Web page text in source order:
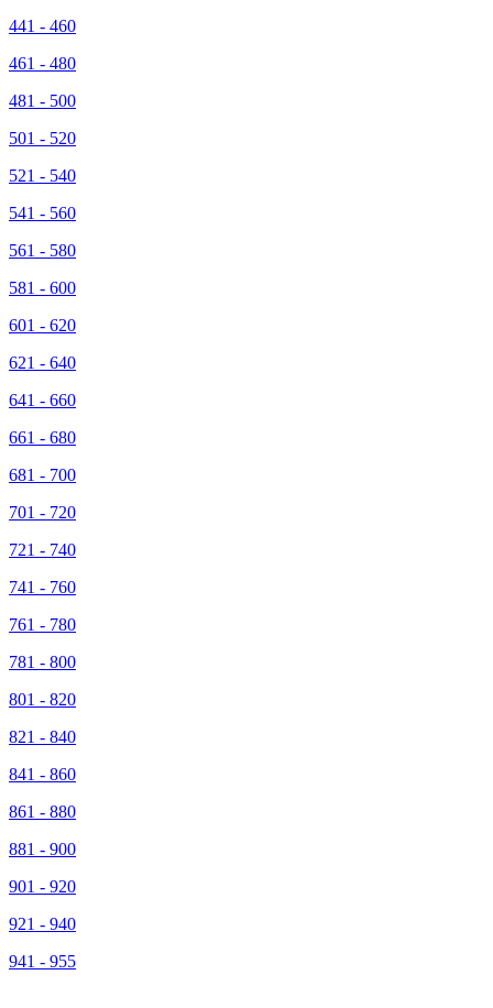
441 - 460
461 - 480
481 - 500
501 - 520
521 - 540
541 - 560
561 - 580
581 - 600
601 - 620
621 - 640
641 - 660
661 - 680
681 - 700
701 - 720
721 - 740
741 - 760
761 - 780
781 - 800
801 - 820
821 - 840
841 - 860
861 - 880
881 - 900
901 - 920
921 - 940
941 - 955